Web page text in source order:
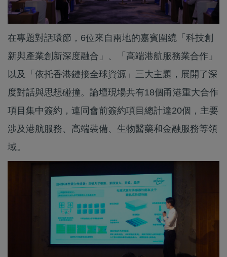
在專題對話環節，6位來自兩地的嘉賓圍繞「科技創
新與產業創新深度融合」、「高端港航服務業合作」
以及「依托香港鏈接全球資源」三大主題，展開了深
度對話與思想碰撞。論壇現場共有18個甬港重大合作
項目集中簽約，連同會前簽約項目總計達20個，主要
涉及港航服務、高端裝備、生物醫藥和金融服務等領
域。